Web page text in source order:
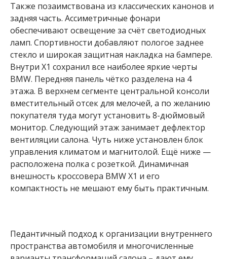
Также позаимствована из классических канонов и
задняя часть. Ассиметричные фонари
обеспечивают освещение за счёт светодиодных
ламп. Спортивности добавляют пологое заднее
стекло и широкая защитная накладка на бампере.
Внутри Х1 сохранил все наиболее яркие черты
BMW. Передняя панель чётко разделена на 4
этажа. В верхнем сегменте центральной консоли
вместительный отсек для мелочей, а по желанию
покупателя туда могут установить 8-дюймовый
монитор. Следующий этаж занимает дефлектор
вентиляции салона. Чуть ниже установлен блок
управления климатом и магнитолой. Ещё ниже —
расположена полка с розеткой. Динамичная
внешность кроссовера BMW X1 и его
компактность не мешают ему быть практичным.
Педантичный подход к организации внутреннего
пространства автомобиля и многочисленные